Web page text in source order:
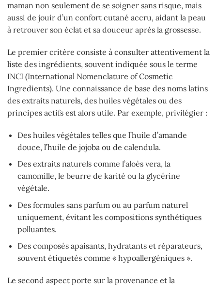
maman non seulement de se soigner sans risque, mais
aussi de jouir d’un confort cutané accru, aidant la peau
à retrouver son éclat et sa douceur après la grossesse.
Le premier critère consiste à consulter attentivement la
liste des ingrédients, souvent indiquée sous le terme
INCI (International Nomenclature of Cosmetic
Ingredients). Une connaissance de base des noms latins
des extraits naturels, des huiles végétales ou des
principes actifs est alors utile. Par exemple, privilégier :
Des huiles végétales telles que l’huile d’amande
douce, l’huile de jojoba ou de calendula.
Des extraits naturels comme l’aloès vera, la
camomille, le beurre de karité ou la glycérine
végétale.
Des formules sans parfum ou au parfum naturel
uniquement, évitant les compositions synthétiques
polluantes.
Des composés apaisants, hydratants et réparateurs,
souvent étiquetés comme « hypoallergéniques ».
Le second aspect porte sur la provenance et la